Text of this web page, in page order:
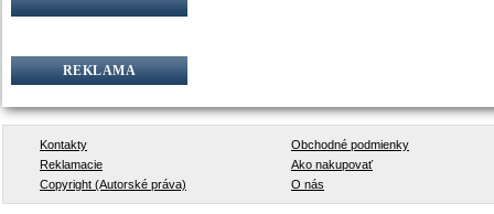
REKLAMA
Kontakty
Obchodné podmienky
Reklamacie
Ako nakupovať
Copyright (Autorské práva)
O nás